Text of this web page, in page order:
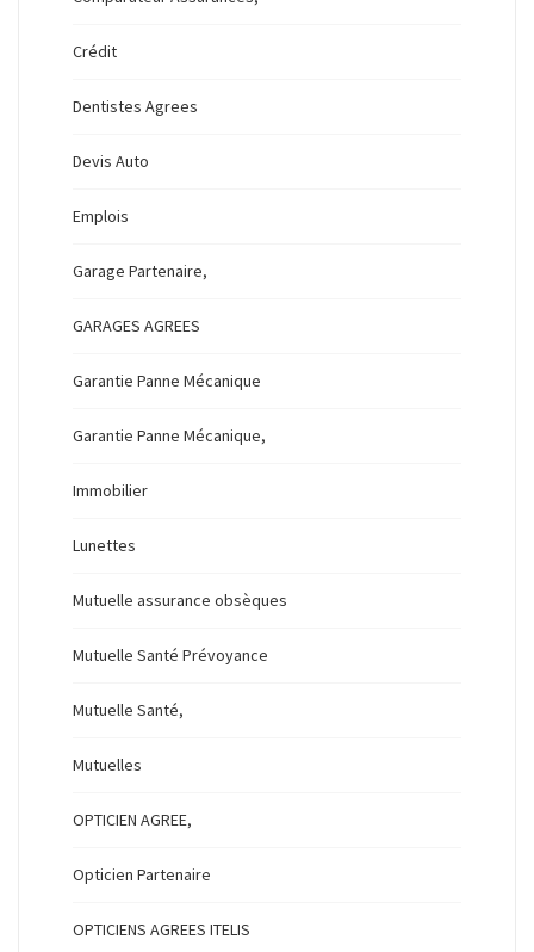
Crédit
Dentistes Agrees
Devis Auto
Emplois
Garage Partenaire,
GARAGES AGREES
Garantie Panne Mécanique
Garantie Panne Mécanique,
Immobilier
Lunettes
Mutuelle assurance obsèques
Mutuelle Santé Prévoyance
Mutuelle Santé,
Mutuelles
OPTICIEN AGREE,
Opticien Partenaire
OPTICIENS AGREES ITELIS